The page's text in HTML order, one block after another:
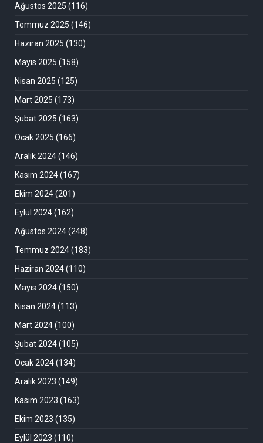
Ağustos 2025 (116)
Temmuz 2025 (146)
Haziran 2025 (130)
Mayıs 2025 (158)
Nisan 2025 (125)
Mart 2025 (173)
Şubat 2025 (163)
Ocak 2025 (166)
Aralık 2024(146)
Kasım 2024(167)
Ekim 2024(201)
Eylül 2024(162)
Ağustos 2024(248)
Temmuz 2024(183)
Haziran 2024(110)
Mayıs 2024(150)
Nisan 2024(113)
Mart 2024(100)
Şubat 2024(105)
Ocak 2024(134)
Aralık 2023 (149)
Kasım 2023 (163)
Ekim 2023 (135)
Eylül 2023 (110)